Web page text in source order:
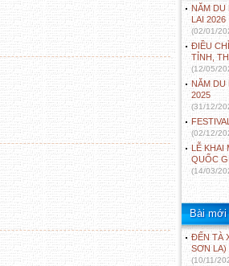
NĂM DU
LAI 2026
(02/01/
ĐIỀU
TỈNH,
(12/05/
NĂM DU
2025
(31/12/
(02/12/
LỄ KHAI
QUỐC
(14/03/
Bài mới
ĐẾN TÀ
SƠN LA)
(10/11/